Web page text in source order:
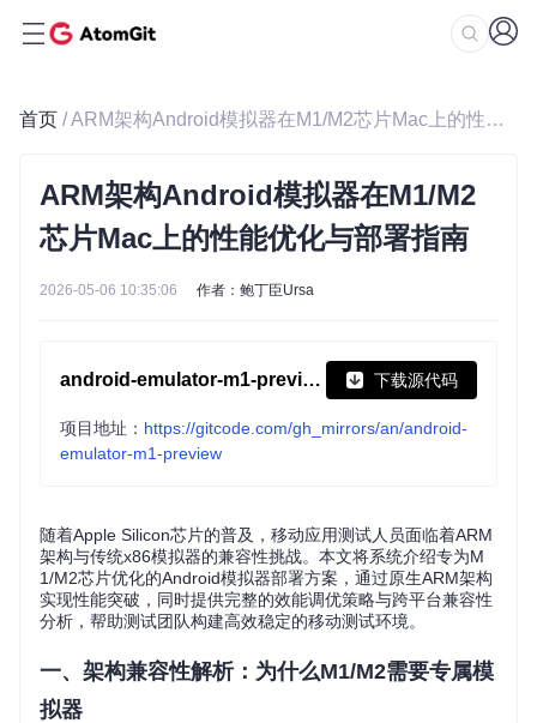
首页 / ARM架构Android模拟器在M1/M2芯片Mac上的性能优化与部署指南
ARM架构Android模拟器在M1/M2
芯片Mac上的性能优化与部署指南
2026-05-06 10:35:06 作者：鲍丁臣Ursa
android-emulator-m1-preview 下载源代码
项目地址： https://gitcode.com/gh_mirrors/an/android-
emulator-m1-preview
随着Apple Silicon芯片的普及，移动应用测试人员面临着ARM
架构与传统x86模拟器的兼容性挑战。本文将系统介绍专为M
1/M2芯片优化的Android模拟器部署方案，通过原生ARM架构
实现性能突破，同时提供完整的效能调优策略与跨平台兼容性
分析，帮助测试团队构建高效稳定的移动测试环境。
一、架构兼容性解析：为什么M1/M2需要专属模
拟器